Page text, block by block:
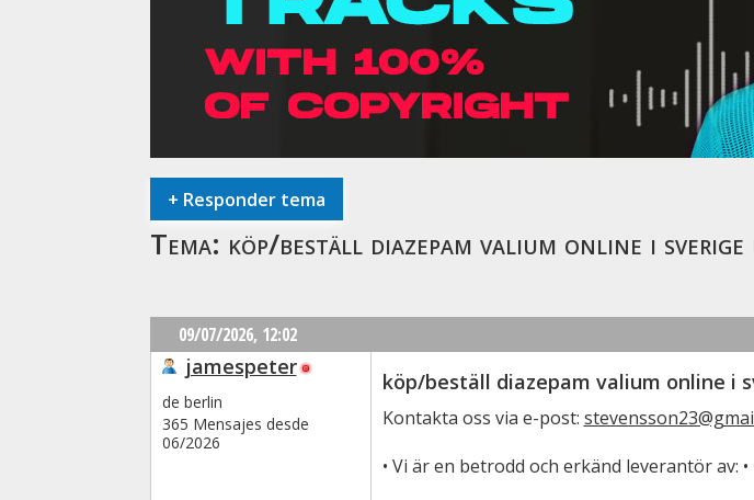
+ Responder tema
Tema: köp/beställ diazepam valium online i
09/07/2026, 12:02
jamespeter
de berlin
365 Mensajes desde
06/2026
köp/beställ diazepam valium online i
Kontakta oss via e-post:
• Vi är en betrodd och erkänd leverantör av: •